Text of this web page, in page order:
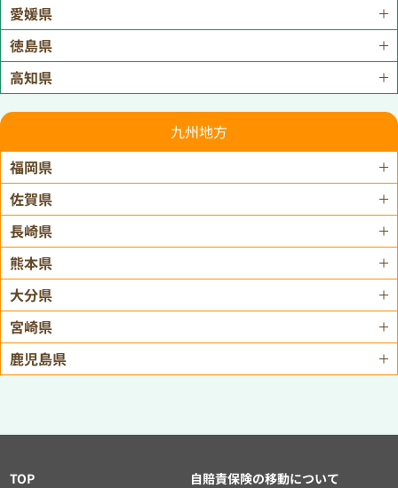
愛媛県
徳島県
高知県
九州地方
福岡県
佐賀県
長崎県
熊本県
大分県
宮崎県
鹿児島県
TOP
自賠責保険の移動について